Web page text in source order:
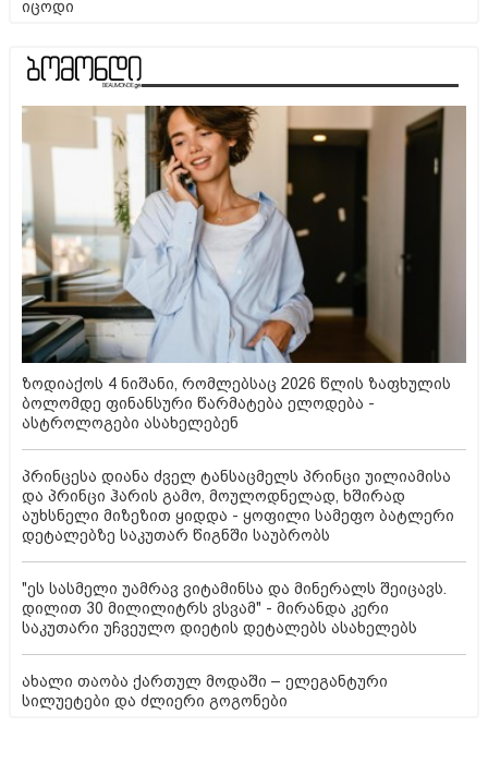
იცოდი
ზოდიაქოს 4 ნიშანი, რომლებსაც 2026 წლის ზაფხულის
ბოლომდე ფინანსური წარმატება ელოდება -
ასტროლოგები ასახელებენ
პრინცესა დიანა ძველ ტანსაცმელს პრინცი უილიამისა
და პრინცი ჰარის გამო, მოულოდნელად, ხშირად
აუხსნელი მიზეზით ყიდდა - ყოფილი სამეფო ბატლერი
დეტალებზე საკუთარ წიგნში საუბრობს
"ეს სასმელი უამრავ ვიტამინსა და მინერალს შეიცავს.
დილით 30 მილილიტრს ვსვამ" - მირანდა კერი
საკუთარი უჩვეულო დიეტის დეტალებს ასახელებს
ახალი თაობა ქართულ მოდაში – ელეგანტური
სილუეტები და ძლიერი გოგონები